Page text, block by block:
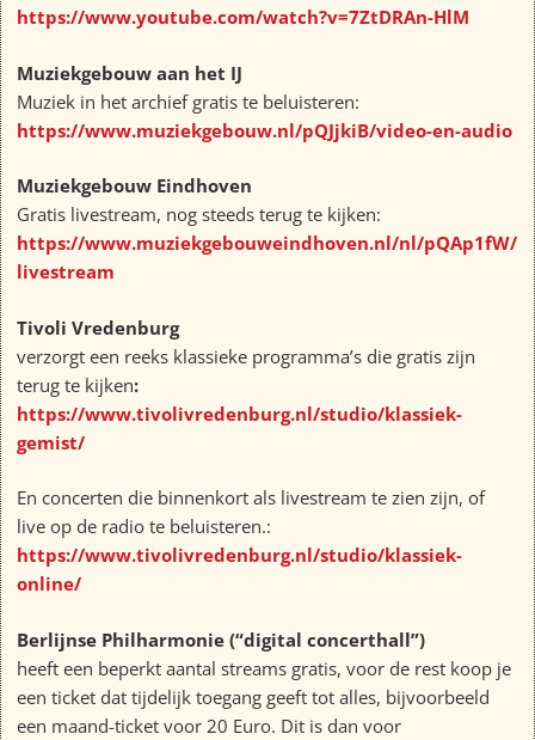
https://www.youtube.com/watch?v=7ZtDRAn-HlM
Muziekgebouw aan het IJ
Muziek in het archief gratis te beluisteren:
https://www.muziekgebouw.nl/pQJjkiB/video-en-audio
Muziekgebouw Eindhoven
Gratis livestream, nog steeds terug te kijken:
https://www.muziekgebouweindhoven.nl/nl/pQAp1fW/
livestream
Tivoli Vredenburg
verzorgt een reeks klassieke programma’s die gratis zijn
terug te kijken:
https://www.tivolivredenburg.nl/studio/klassiek-
gemist/
En concerten die binnenkort als livestream te zien zijn, of
live op de radio te beluisteren.:
https://www.tivolivredenburg.nl/studio/klassiek-
online/
Berlijnse Philharmonie (“digital concerthall”)
heeft een beperkt aantal streams gratis, voor de rest koop je
een ticket dat tijdelijk toegang geeft tot alles, bijvoorbeeld
een maand-ticket voor 20 Euro. Dit is dan voor